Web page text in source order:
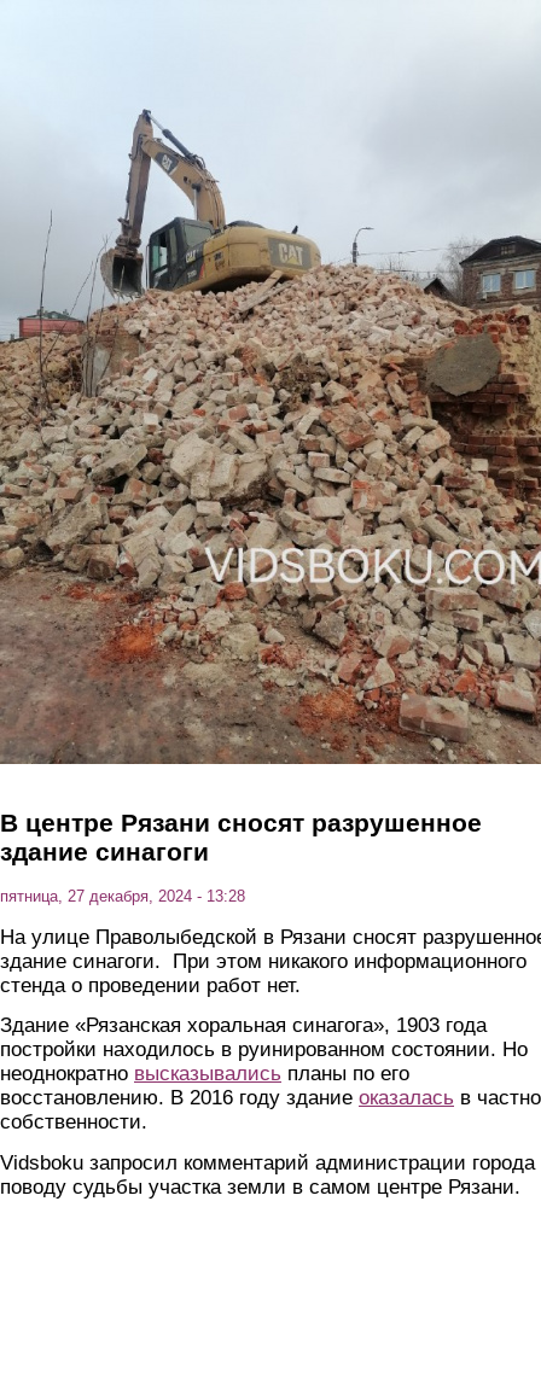
В центре Рязани сносят разрушенное
здание синагоги
пятница, 27 декабря, 2024 - 13:28
На улице Праволыбедской в Рязани сносят
здание синагоги. При этом никакого информационного
стенда о проведении работ нет.
Здание «Рязанская хоральная синагога», 1903 года
постройки находилось в руинированном состоянии. Но
неоднократно высказывались планы по его
восстановлению. В 2016 году здание оказалась в
собственности.
Vidsboku запросил комментарий администрации города
поводу судьбы участка земли в самом центре Рязани.